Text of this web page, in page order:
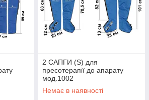
2 САПГИ (S) для
пресотерапії до апарату
мод.1002
Немає в наявності